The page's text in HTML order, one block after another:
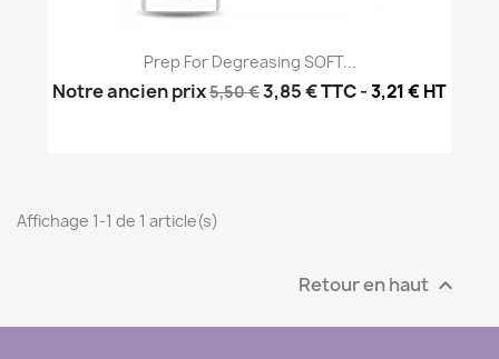
Prep For Degreasing SOFT...
Notre ancien prix5,50 €3,85 €TTC-3,21 € HT
Affichage 1-1 de 1 article(s)
Retour en haut 